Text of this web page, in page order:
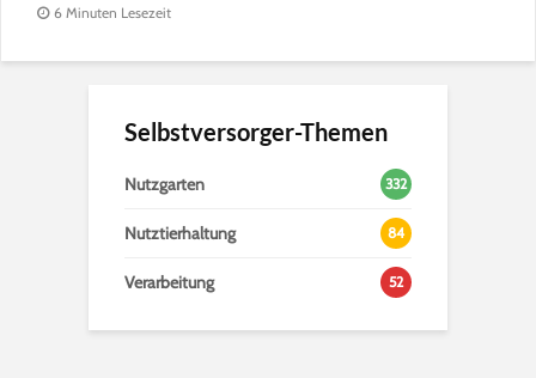
6 Minuten Lesezeit
Selbstversorger-Themen
Nutzgarten 332
Nutztierhaltung 84
Verarbeitung 52